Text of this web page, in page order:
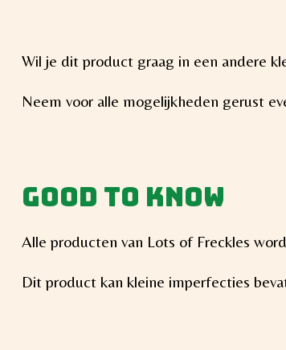
Wil je dit product graag in een andere
Neem voor alle mogelijkheden gerust
Good to know
Alle producten van Lots of Freckles
Dit product kan kleine imperfecties